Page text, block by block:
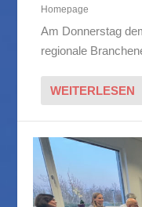
Homepage
Am Donnerstag
regionale
WEITERLESEN